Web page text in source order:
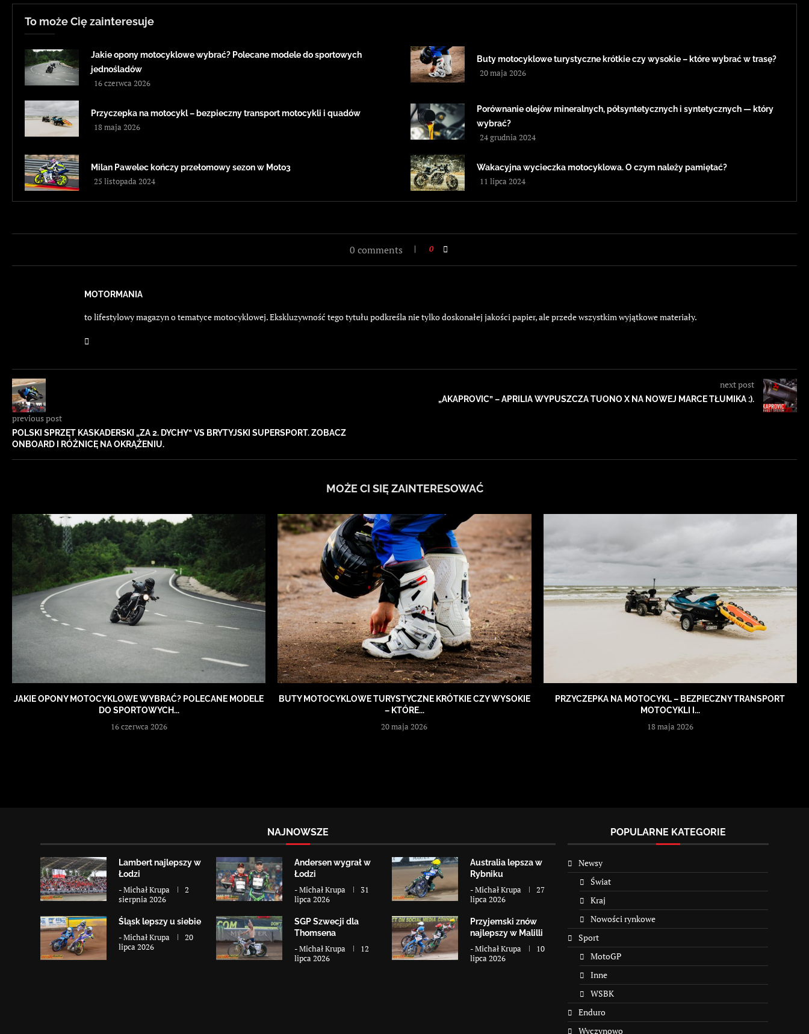
To może Cię zainteresuje
Jakie opony motocyklowe wybrać? Polecane modele do sportowych
jednośladów
16 czerwca 2026
Buty motocyklowe turystyczne krótkie czy wysokie – które wybrać w trasę?
20 maja 2026
Przyczepka na motocykl – bezpieczny transport motocykli i quadów
18 maja 2026
Porównanie olejów mineralnych, półsyntetycznych i syntetycznych — który
wybrać?
24 grudnia 2024
Milan Pawelec kończy przełomowy sezon w Moto3
25 listopada 2024
Wakacyjna wycieczka motocyklowa. O czym należy pamiętać?
11 lipca 2024
0 comments 0
MOTORMANIA
to lifestylowy magazyn o tematyce motocyklowej. Ekskluzywność tego tytułu podkreśla nie tylko doskonałej jakości papier, ale przede wszystkim wyjątkowe materiały.
previous post
POLSKI SPRZĘT KASKADERSKI „ZA 2. DYCHY” VS BRYTYJSKI SUPERSPORT. ZOBACZ
ONBOARD I RÓŻNICĘ NA OKRĄŻENIU.
next post
„AKAPROVIC” – APRILIA WYPUSZCZA TUONO X NA NOWEJ MARCE TŁUMIKA :).
MOŻE CI SIĘ ZAINTERESOWAĆ
JAKIE OPONY MOTOCYKLOWE WYBRAĆ? POLECANE MODELE
DO SPORTOWYCH...
16 czerwca 2026
BUTY MOTOCYKLOWE TURYSTYCZNE KRÓTKIE CZY WYSOKIE
– KTÓRE...
20 maja 2026
PRZYCZEPKA NA MOTOCYKL – BEZPIECZNY TRANSPORT
MOTOCYKLI I...
18 maja 2026
NAJNOWSZE
Lambert najlepszy w
Łodzi
-Michał Krupa
2
sierpnia 2026
Andersen wygrał w
Łodzi
-Michał Krupa
31
lipca 2026
Australia lepsza w
Rybniku
-Michał Krupa
27
lipca 2026
Śląsk lepszy u siebie
-Michał Krupa
20
lipca 2026
SGP Szwecji dla
Thomsena
-Michał Krupa
12
lipca 2026
Przyjemski znów
najlepszy w Malilli
-Michał Krupa
10
lipca 2026
POPULARNE KATEGORIE
Newsy
Świat
Kraj
Nowości rynkowe
Sport
MotoGP
Inne
WSBK
Enduro
Wyczynowo